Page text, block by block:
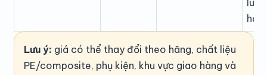
hơn.
Lưu ý: giá có thể thay đổi theo hãng, chất liệu
PE/composite, phụ kiện, khu vực giao hàng và